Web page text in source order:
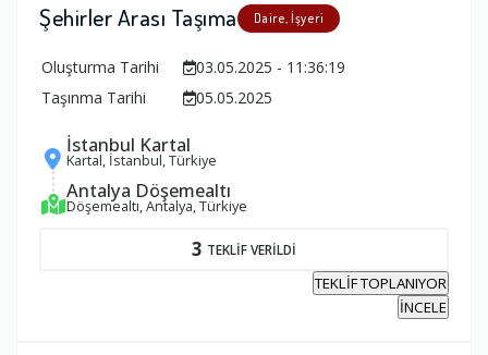
Şehirler Arası Taşıma Daire, İşyeri
Oluşturma Tarihi
03.05.2025 - 11:36:19
Taşınma Tarihi
05.05.2025
İstanbul Kartal
Kartal, İstanbul, Türkiye
Antalya Döşemealtı
Döşemealtı, Antalya, Türkiye
3 TEKLİF VERİLDİ
TEKLİF TOPLANIYOR
İNCELE